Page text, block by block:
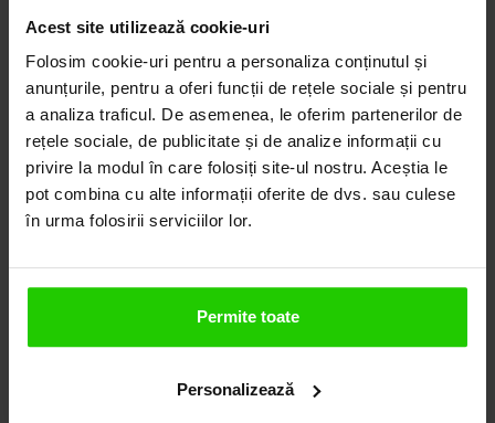
Acest site utilizează cookie-uri
Folosim cookie-uri pentru a personaliza conținutul și
anunțurile, pentru a oferi funcții de rețele sociale și pentru
a analiza traficul. De asemenea, le oferim partenerilor de
rețele sociale, de publicitate și de analize informații cu
privire la modul în care folosiți site-ul nostru. Aceștia le
pot combina cu alte informații oferite de dvs. sau culese
în urma folosirii serviciilor lor.
Permite toate
Personalizează
LOCUL UNDE STILUL
DEVINE ARTĂ!
COZETTE este destinația ta de top pentru bijuterii
elegante și rafinate, create cu măiestrie și pasiune.
Ne mândrim cu o vastă experiență în realizarea celor
mai sofisticate bijuterii din aur, argint și pietre
prețioase.